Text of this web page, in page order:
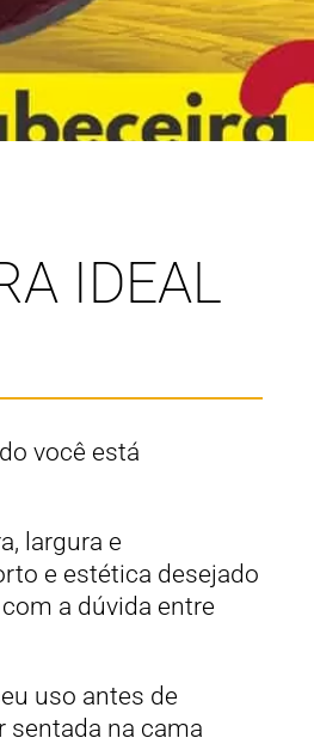
IDEAL
você está
largura e
e estética desejado
a dúvida entre
uso antes de
sentada na cama